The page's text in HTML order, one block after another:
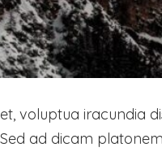
voluptua iracundia
ad dicam